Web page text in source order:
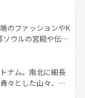
サーフィンやダイ
きにはたまらな
に味わいつくそ
など、都市の喧騒
人に新しい発見と
台湾の食文化も魅
エティ豊かな料理
コンテンツ一覧を参
のファッションやK
ウルの宮殿や伝統
美を楽しむことが
ストリートフード
。夜には、韓国な
ナム。南北に細長
々とした山々、世